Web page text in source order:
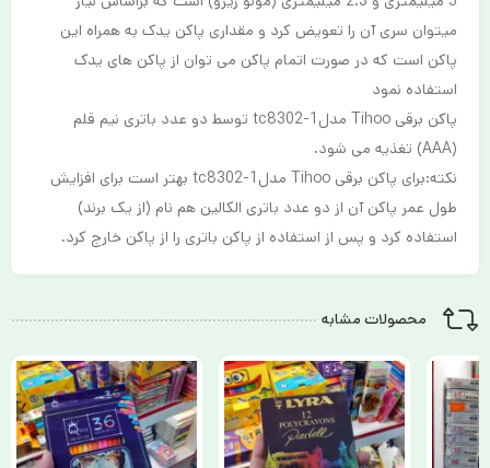
میتوان سری آن را تعویض کرد و مقداری پاکن یدک به همراه این
پاکن است که در صورت اتمام پاکن می توان از پاکن های یدک
استفاده نمود
پاکن برقی Tihoo مدلtc8302-1 توسط دو عدد باتری نیم قلم
(AAA) تغذیه می شود.
نکته:برای پاکن برقی Tihoo مدلtc8302-1 بهتر است برای افزایش
طول عمر پاکن آن از دو عدد باتری الکالین هم نام (از یک برند)
استفاده کرد و پس از استفاده از پاکن باتری را از پاکن خارج کرد.
محصولات مشابه